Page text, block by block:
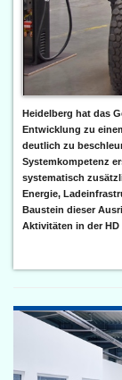
Heidelberg hat das
Entwicklung zu
deutlich zu
Systemkompetenz
systematisch
Energie,
Baustein dieser
Aktivitäten in der HD